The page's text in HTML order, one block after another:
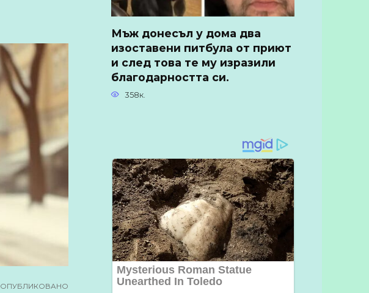
ОПУБЛИКОВАНО
Мъж донесъл у дома два
изоставени питбула от приют
и след това те му изразили
благодарността си.
358к.